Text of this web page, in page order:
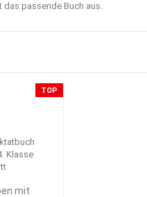
das passende Buch aus.
TOP
mit